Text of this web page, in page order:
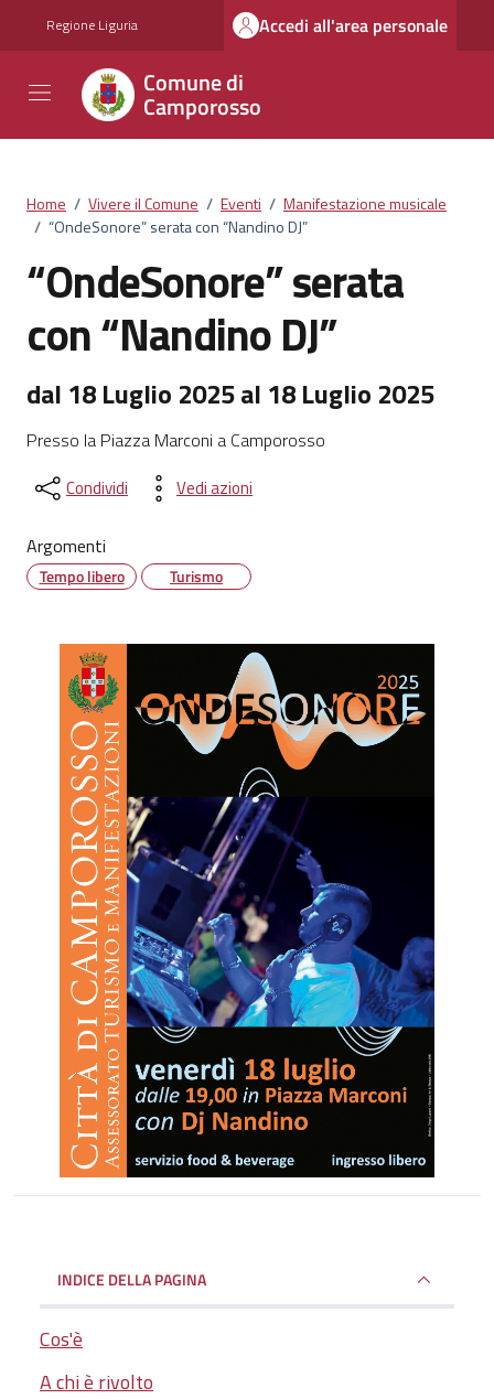
Regione Liguria Accedi all'area personale
Comune di
Camporosso
Home / Vivere il Comune / Eventi / Manifestazione musicale
/ “OndeSonore” serata con “Nandino DJ”
“OndeSonore” serata
con “Nandino DJ”
dal 18 Luglio 2025 al 18 Luglio 2025
Presso la Piazza Marconi a Camporosso
Condividi Vedi azioni
Argomenti
Tempo libero Turismo
INDICE DELLA PAGINA
Cos'è
A chi è rivolto